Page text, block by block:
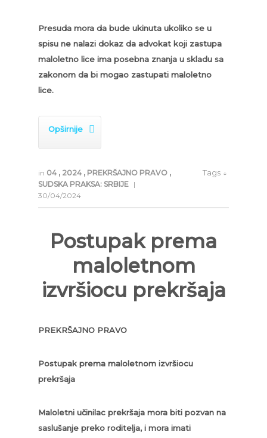
Presuda mora da bude ukinuta ukoliko se u
spisu ne nalazi dokaz da advokat koji zastupa
maloletno lice ima posebna znanja u skladu sa
zakonom da bi mogao zastupati maloletno
lice.
Opširnije 
in 04 , 2024 , PREKRŠAJNO PRAVO ,
SUDSKA PRAKSA: SRBIJE |
30/04/2024
Tags ↓
Postupak prema
maloletnom
izvršiocu prekršaja
PREKRŠAJNO PRAVO
Postupak prema maloletnom izvršiocu
prekršaja
Maloletni učinilac prekršaja mora biti pozvan na
saslušanje preko roditelja, i mora imati